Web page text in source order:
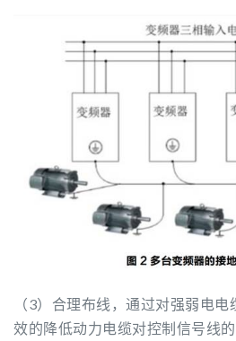
（3）合理布线，通过对强弱电
效的降低动力电缆对控制信号线